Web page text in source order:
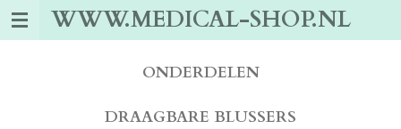
Ga
WWW.MEDICAL-SHOP.NL
ONDERDELEN
DRAAGBARE BLUSSERS